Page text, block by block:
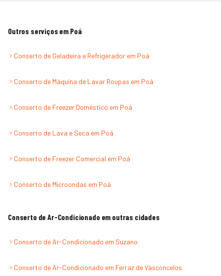
Outros serviços em Poá
Conserto de Geladeira e Refrigerador em Poá
Conserto de Máquina de Lavar Roupas em Poá
Conserto de Freezer Doméstico em Poá
Conserto de Lava e Seca em Poá
Conserto de Freezer Comercial em Poá
Conserto de Microondas em Poá
Conserto de Ar-Condicionado em outras cidades
Conserto de Ar-Condicionado em Suzano
Conserto de Ar-Condicionado em Ferraz de Vasconcelos